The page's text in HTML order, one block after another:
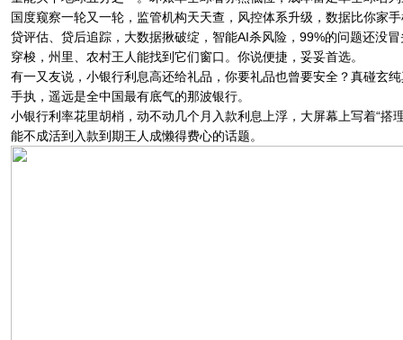
国度窥察一轮又一轮，监管机构天天查，风控体系升级，数据比你家
贷评估、贷后追踪，大数据揪破绽，智能AI杀风险，99%的问题还没
穿梭，州里、农村王人能找到它们窗口。你说便捷，妥妥首选。
有一又友说，小银行利息高还给礼品，你要礼品也曾要安全？真碰玄
手执，遥远是全中国最有底气的那波银行。
小银行利率花里胡梢，动不动几个月入款利息上浮，大屏幕上写着“
能不成活到入款到期王人成懒得费心的话题。